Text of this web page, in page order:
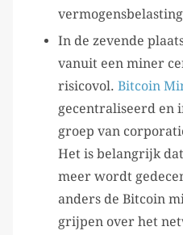
In de zevende
vanuit een miner
risicovol. Bitcoin
gecentraliseerd en
groep van
Het is belangrijk
meer wordt
anders de Bitcoin
grijpen over het